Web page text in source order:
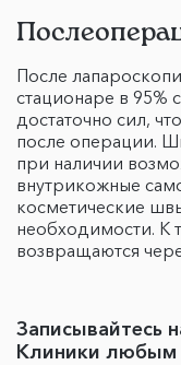
После
стационаре в 95%
достаточно сил,
после операции.
при наличии
внутрикожные
косметические
необходимости. К
возвращаются
Записывайтесь
Клиники любым